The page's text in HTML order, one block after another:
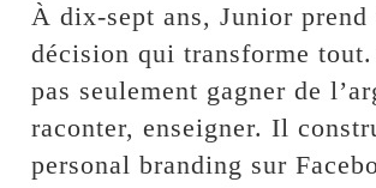
À dix-sept ans, Junior prend
décision qui transforme
pas seulement gagner de
raconter, enseigner. Il
personal branding sur